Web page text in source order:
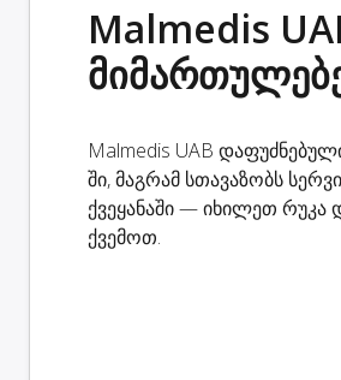
Malmedis
Malmedis UAB
ში, მაგრამ სთავაზობს
ქვეყანაში — იხილეთ რუკა
ქვემოთ.